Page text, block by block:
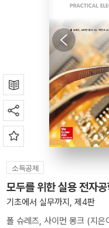
소득공제
모두를 위한 실용 전자
기초에서 실무까지, 제4판
폴 슈레즈, 사이먼 몽크 (지은